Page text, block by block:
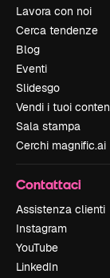
Lavora con noi
Cerca tendenze
Blog
Eventi
Slidesgo
Vendi i tuoi
Sala stampa
Cerchi magnific.ai
Contattaci
Assistenza clienti
Instagram
YouTube
LinkedIn